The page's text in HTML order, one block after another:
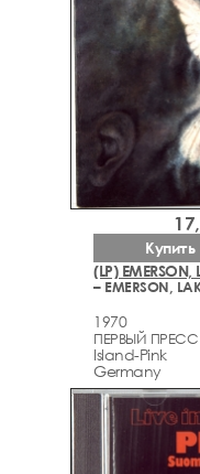
(LP) EMERSON,
– EMERSON,
1970
ПЕРВЫЙ ПРЕСС
Island-Pink
Germany
Купить